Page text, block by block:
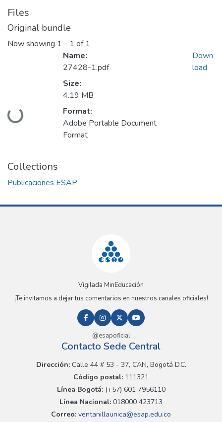
Files
Original bundle
Now showing 1 - 1 of 1
Loading...
Name:
27428-1.pdf
Size:
4.19 MB
Format:
Adobe Portable Document
Format
Down
load
Collections
Publicaciones ESAP
Vigilada MinEducación
¡Te invitamos a dejar tus comentarios en nuestros canales oficiales!
@esapoficial
Contacto Sede Central
Dirección:Calle 44 # 53 - 37, CAN, Bogotá D.C.
Código postal: 111321
Línea Bogotá:(+57) 601 7956110
Línea Nacional: 018000 423713
Correo: ventanillaunica@esap.edu.co